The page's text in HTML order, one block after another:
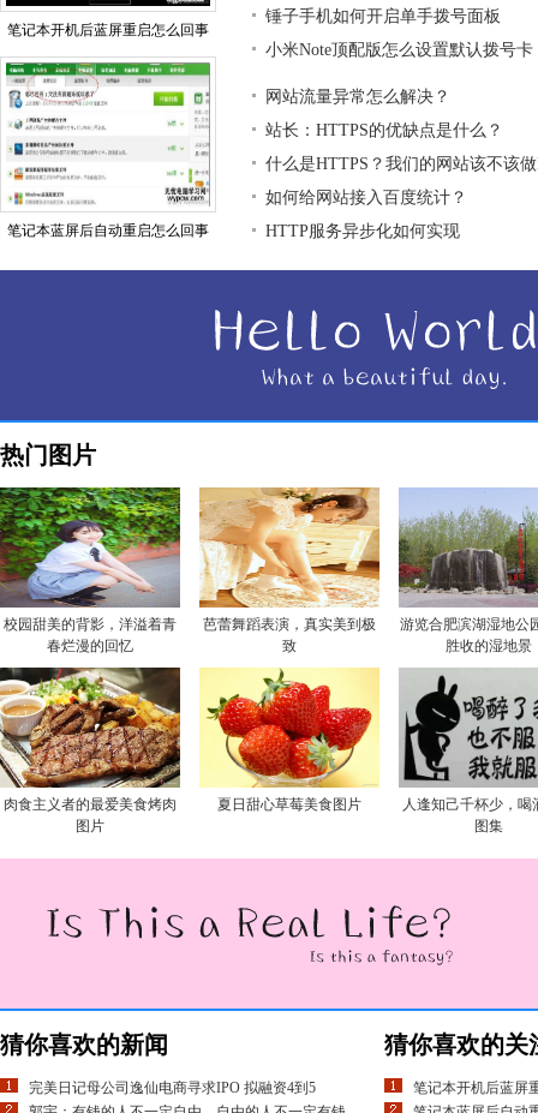
笔记本开机后蓝屏重启怎么回事
笔记本蓝屏后自动重启怎么回事
锤子手机如何开启单手拨号面板
小米Note顶配版怎么设置默认拨号卡
网站流量异常怎么解决？
站长：HTTPS的优缺点是什么？
什么是HTTPS？我们的网站该不该
如何给网站接入百度统计？
HTTP服务异步化如何实现
热门图片
校园甜美的背影，洋溢着青
春烂漫的回忆
芭蕾舞蹈表演，真实美到极
致
游览合肥滨湖湿地公
胜收的湿地景
肉食主义者的最爱美食烤肉
图片
夏日甜心草莓美食图片
人逢知己千杯少，喝
图集
猜你喜欢的新闻
完美日记母公司逸仙电商寻求IPO 拟融资4到5
猜你喜欢的关
笔记本开机后蓝屏